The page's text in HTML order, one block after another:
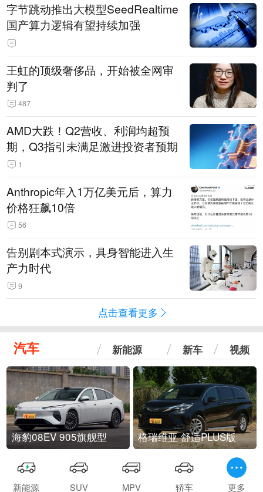
字节跳动推出大模型SeedRealtime
国产算力逻辑有望持续加强
王虹的顶级奢侈品，开始被全网审
判了
487
AMD大跌！Q2营收、利润均超预
期，Q3指引未满足激进投资者预期
1
Anthropic年入1万亿美元后，算力
价格狂飙10倍
56
告别剧本式演示，具身智能进入生
产力时代
9
点击查看更多
汽车 新能源 新车 视频
海豹08EV 905旗舰型 格瑞维亚 舒适PLUS版
新能源 SUV MPV 轿车 更多